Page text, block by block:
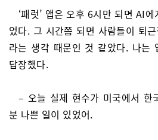
‘패럿’ 앱은 오후 6시만 되면 AI
었다. 그 시간쯤 되면 사람들이 퇴
라는 생각 때문인 것 같았다. 나는
답장했다.
– 오늘 실제 현수가 미국에서 한
분 나쁜 일이 있었어.